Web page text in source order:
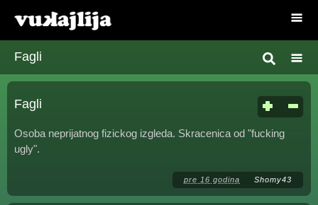
Fagli
Fagli
Osoba neprijatnog fizickog izgleda. Skracenica od "fucking
ugly".
pre 16 godina Shomy43